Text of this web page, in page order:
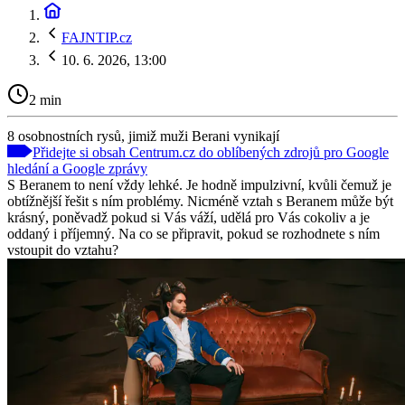
FAJNTIP.cz
10. 6. 2026, 13:00
2 min
8 osobnostních rysů, jimiž muži Berani vynikají
Přidejte si obsah Centrum.cz do oblíbených zdrojů pro Google
hledání a Google zprávy
S Beranem to není vždy lehké. Je hodně impulzivní, kvůli čemuž je
obtížnější řešit s ním problémy. Nicméně vztah s Beranem může být
krásný, poněvadž pokud si Vás váží, udělá pro Vás cokoliv a je
oddaný i příjemný. Na co se připravit, pokud se rozhodnete s ním
vstoupit do vztahu?